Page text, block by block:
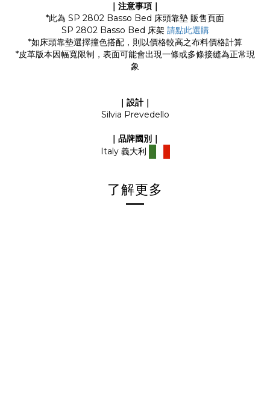
｜注意事項｜
*此為 SP 2802 Basso Bed 床頭靠墊 販售頁面
SP 2802 Basso Bed 床架 請點此選購
*如床頭靠墊選擇撞色搭配，則以價格較高之布料價格計算
*皮革版本因幅寬限制，表面可能會出現一條或多條接縫為正常現
象
｜設計｜
Silvia Prevedello
｜品牌國別｜
Italy 義大利
了解更多